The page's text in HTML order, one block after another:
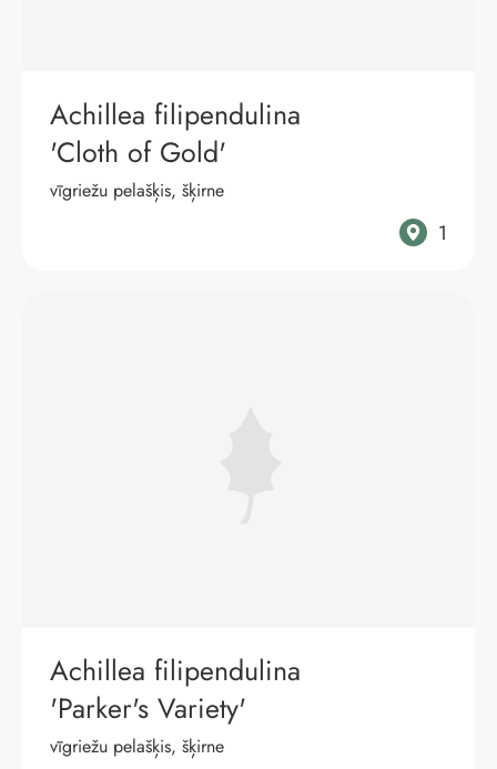
Achillea filipendulina
'Cloth of Gold'
vīgriežu pelašķis, šķirne
1
Achillea filipendulina
'Parker's Variety'
vīgriežu pelašķis, šķirne